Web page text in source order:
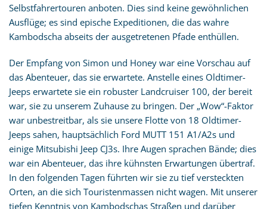
Selbstfahrertouren anboten. Dies sind keine gewöhnlichen
Ausflüge; es sind epische Expeditionen, die das wahre
Kambodscha abseits der ausgetretenen Pfade enthüllen.
Der Empfang von Simon und Honey war eine Vorschau auf
das Abenteuer, das sie erwartete. Anstelle eines Oldtimer-
Jeeps erwartete sie ein robuster Landcruiser 100, der bereit
war, sie zu unserem Zuhause zu bringen. Der „Wow“-Faktor
war unbestreitbar, als sie unsere Flotte von 18 Oldtimer-
Jeeps sahen, hauptsächlich Ford MUTT 151 A1/A2s und
einige Mitsubishi Jeep CJ3s. Ihre Augen sprachen Bände; dies
war ein Abenteuer, das ihre kühnsten Erwartungen übertraf.
In den folgenden Tagen führten wir sie zu tief versteckten
Orten, an die sich Touristenmassen nicht wagen. Mit unserer
tiefen Kenntnis von Kambodschas Straßen und darüber